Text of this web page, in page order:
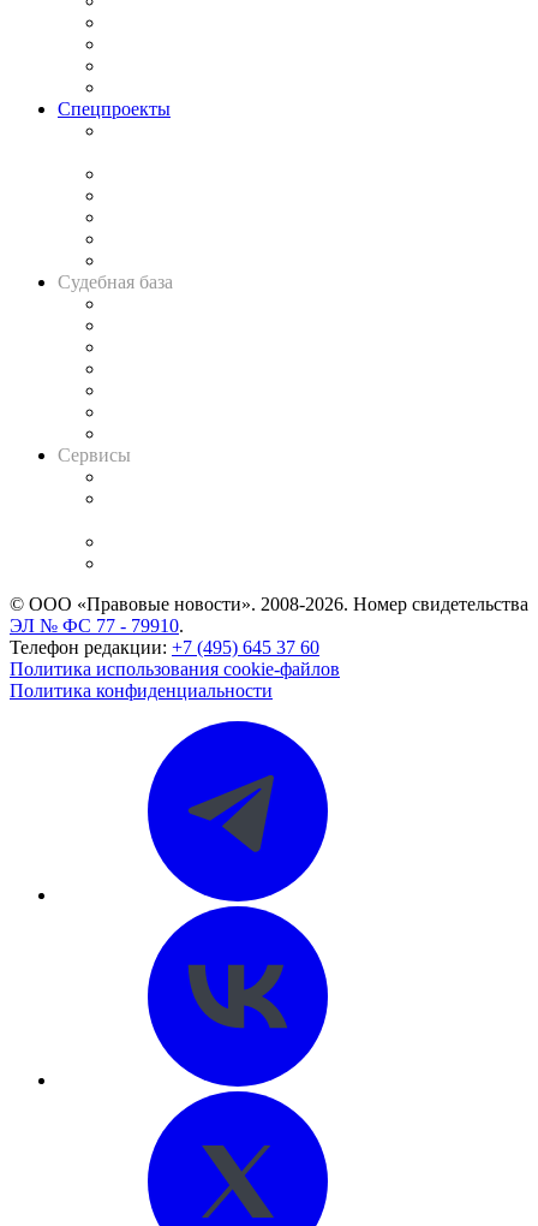
Спецпроекты
Судебная база
Сервисы
© ООО «Правовые новости». 2008-2026. Номер свидетельства
ЭЛ № ФС 77 - 79910.
Телефон редакции: +7 (495) 645 37 60
Политика использования cookie-файлов
Политика конфиденциальности